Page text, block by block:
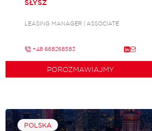
SŁYSZ
LEASING MANAGER | ASSOCIATE
+48 668268583
POROZMAWIAJMY
POLSKA